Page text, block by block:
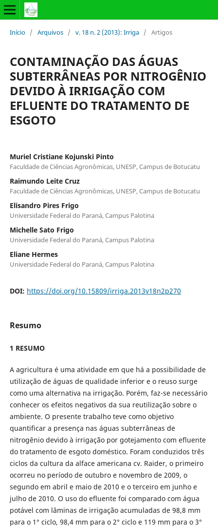
Início / Arquivos / v. 18 n. 2 (2013): Irriga / Artigos
CONTAMINAÇÃO DAS ÁGUAS
SUBTERRÂNEAS POR NITROGÊNIO
DEVIDO À IRRIGAÇÃO COM
EFLUENTE DO TRATAMENTO DE
ESGOTO
Muriel Cristiane Kojunski Pinto
Faculdade de Ciências Agronômicas, UNESP, Campus de Botucatu
Raimundo Leite Cruz
Faculdade de Ciências Agronômicas, UNESP, Campus de Botucatu
Elisandro Pires Frigo
Universidade Federal do Paraná, Campus Palotina
Michelle Sato Frigo
Universidade Federal do Paraná, Campus Palotina
Eliane Hermes
Universidade Federal do Paraná, Campus Palotina
DOI: https://doi.org/10.15809/irriga.2013v18n2p270
Resumo
1 RESUMO
A agricultura é uma atividade em que há a possibilidade de
utilização de águas de qualidade inferior e o reuso surge
como uma alternativa na irrigação. Porém, faz-se necessário
conhecer os efeitos negativos da sua reutilização sobre o
ambiente. O presente trabalho teve como objetivo
quantificar a presença nas águas subterrâneas de
nitrogênio devido à irrigação por gotejamento com efluente
do tratamento de esgoto doméstico. Foram conduzidos três
ciclos da cultura da alface americana cv. Raider, o primeiro
ocorreu no período de outubro e novembro de 2009, o
segundo em abril e maio de 2010 e o terceiro em junho e
julho de 2010. O uso do efluente foi comparado com água
potável com lâminas de irrigação acumuladas de 98,8 mm
para o 1° ciclo, 98,4 mm para o 2° ciclo e 119 mm para o 3°